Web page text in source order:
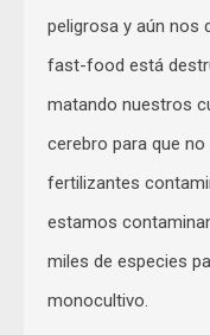
peligrosa y aún nos
fast-food está
matando nuestros
cerebro para que
fertilizantes
estamos
miles de especies
monocultivo.